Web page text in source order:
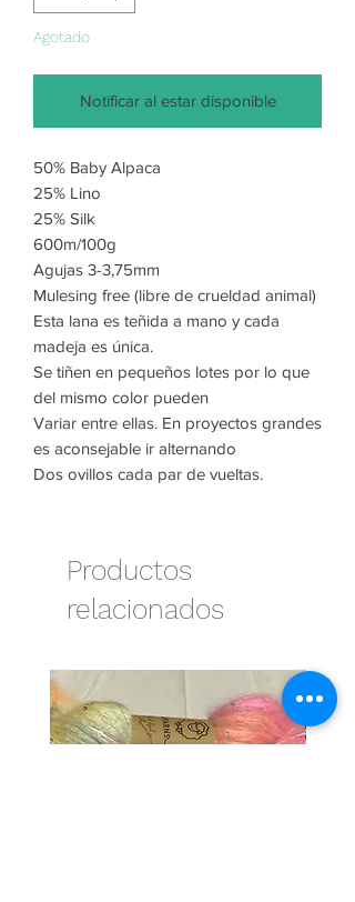
Agotado
Notificar al estar disponible
50% Baby Alpaca
25% Lino
25% Silk
600m/100g
Agujas 3-3,75mm
Mulesing free (libre de crueldad animal)
Esta lana es teñida a mano y cada
madeja es única.
Se tiñen en pequeños lotes por lo que
del mismo color pueden
Variar entre ellas. En proyectos grandes
es aconsejable ir alternando
Dos ovillos cada par de vueltas.
Productos
relacionados